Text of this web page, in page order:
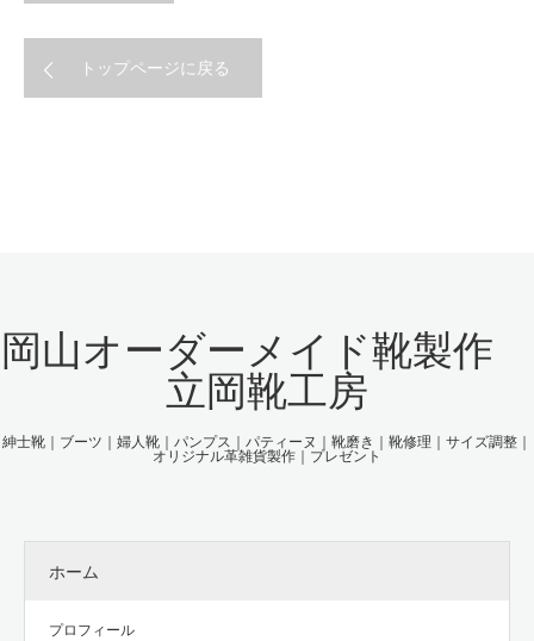
トップページに戻る
岡山オーダーメイド靴製作
立岡靴工房
紳士靴｜ブーツ｜婦人靴｜パンプス｜パティーヌ｜靴磨き｜靴修理｜サイズ調整｜
オリジナル革雑貨製作｜プレゼント
ホーム
プロフィール